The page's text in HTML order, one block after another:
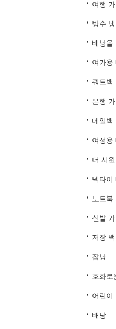
여행
방수
배낭을
여가용
쿼트백
은행
메일백
여성용
더 시
넥타이
노트북
신발
저장 백
잡낭
호화로
어린이
배낭